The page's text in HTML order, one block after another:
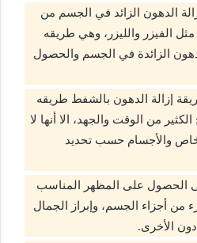
الدهون الزائد في الجسم من
مثل الفيزر والليزر، وهي طريقه
الزائدة في الجسم والحصول
إزالة الدهون بالشفط طريقه
من الوقت والجهد، الا أنها لا
والأجسام حسب تحديد
الحصول على المظهر المناسب
من أجزاء الجسم، وإبراز الجمال
الأخرى.